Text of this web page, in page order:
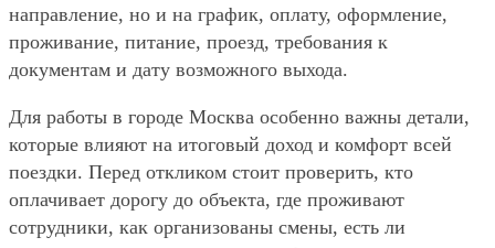
направление, но и на график, оплату, оформление,
проживание, питание, проезд, требования к
документам и дату возможного выхода.
Для работы в городе Москва особенно важны детали,
которые влияют на итоговый доход и комфорт всей
поездки. Перед откликом стоит проверить, кто
оплачивает дорогу до объекта, где проживают
сотрудники, как организованы смены, есть ли